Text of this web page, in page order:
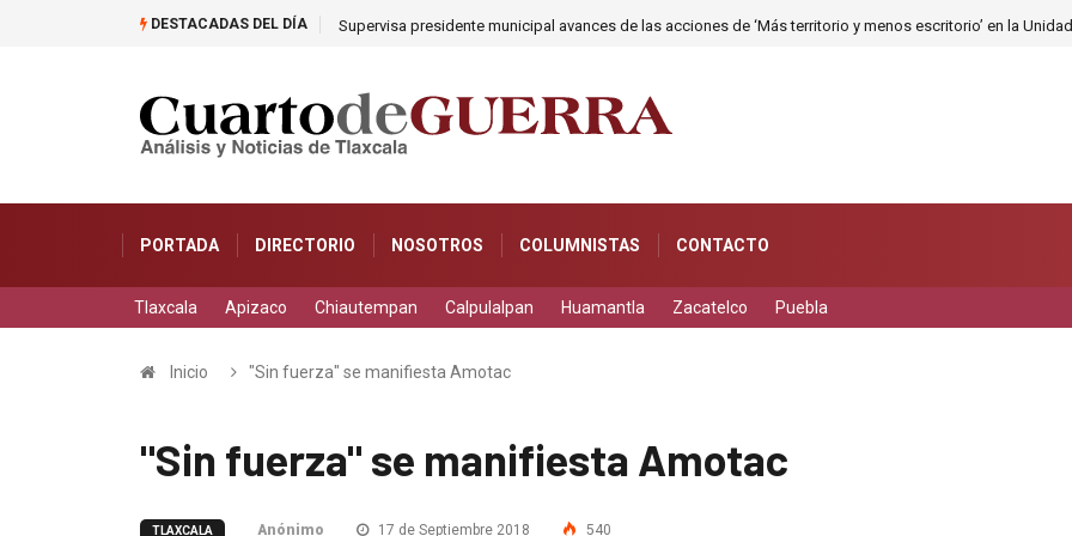
DESTACADAS DEL DÍA Supervisa presidente municipal avances de las acciones de ‘Más territorio y menos escritorio’ en la
PORTADA DIRECTORIO NOSOTROS COLUMNISTAS CONTACTO
Tlaxcala Apizaco Chiautempan Calpulalpan Huamantla Zacatelco Puebla
Inicio "Sin fuerza" se manifiesta Amotac
"Sin fuerza" se manifiesta Amotac
TLAXCALA Anónimo 17 de Septiembre 2018 540